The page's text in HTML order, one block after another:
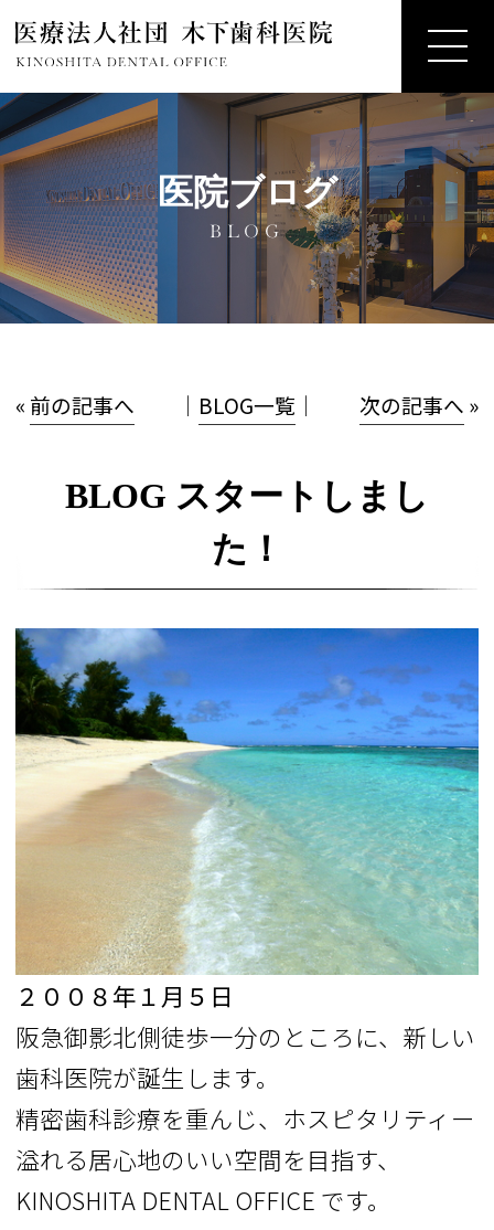
医院ブログ
BLOG
« 前の記事へ │ BLOG一覧 │ 次の記事へ »
BLOG スタートしまし
た！
２００８年１月５日
阪急御影北側徒歩一分のところに、新しい
歯科医院が誕生します。
精密歯科診療を重んじ、ホスピタリティー
溢れる居心地のいい空間を目指す、
KINOSHITA DENTAL OFFICE です。